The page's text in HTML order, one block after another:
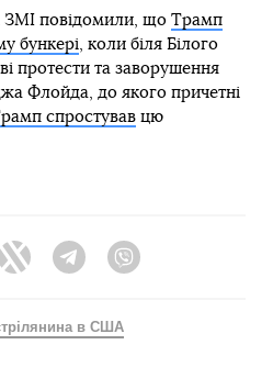
ЗМІ повідомили, що Трамп
бункері , коли біля Білого
протести та заворушення
Флойда, до якого причетні
спростувавцю
Twitter TelegramViber
в США